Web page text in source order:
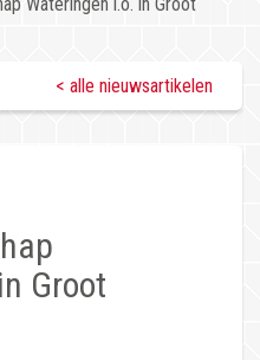
< alle nieuwsartikelen
Groot